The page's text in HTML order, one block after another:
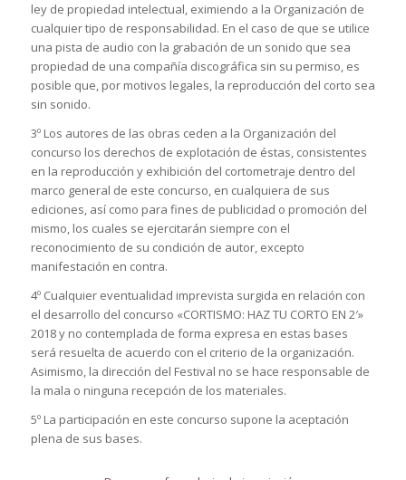
ley de propiedad intelectual, eximiendo a la Organización de
cualquier tipo de responsabilidad. En el caso de que se utilice
una pista de audio con la grabación de un sonido que sea
propiedad de una compañía discográfica sin su permiso, es
posible que, por motivos legales, la reproducción del corto sea
sin sonido.
3º Los autores de las obras ceden a la Organización del
concurso los derechos de explotación de éstas, consistentes
en la reproducción y exhibición del cortometraje dentro del
marco general de este concurso, en cualquiera de sus
ediciones, así como para fines de publicidad o promoción del
mismo, los cuales se ejercitarán siempre con el
reconocimiento de su condición de autor, excepto
manifestación en contra.
4º Cualquier eventualidad imprevista surgida en relación con
el desarrollo del concurso «CORTISMO: HAZ TU CORTO EN 2′»
2018 y no contemplada de forma expresa en estas bases
será resuelta de acuerdo con el criterio de la organización.
Asimismo, la dirección del Festival no se hace responsable de
la mala o ninguna recepción de los materiales.
5º La participación en este concurso supone la aceptación
plena de sus bases.